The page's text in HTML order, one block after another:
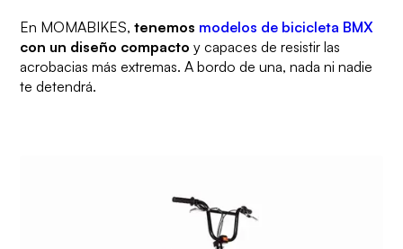
En MOMABIKES,tenemos modelos de bicicleta BMX
con un diseño compacto y capaces de resistir las
acrobacias más extremas. A bordo de una, nada ni nadie
te detendrá.